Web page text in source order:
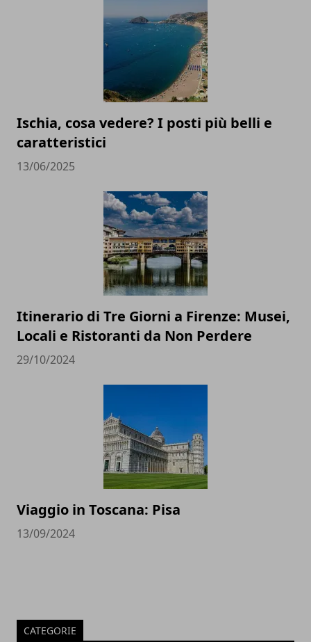
Ischia, cosa vedere? I posti più belli e
caratteristici
13/06/2025
Itinerario di Tre Giorni a Firenze: Musei,
Locali e Ristoranti da Non Perdere
29/10/2024
Viaggio in Toscana: Pisa
13/09/2024
CATEGORIE